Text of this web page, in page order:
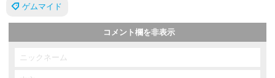
ゲムマイド
コメント欄を非表示